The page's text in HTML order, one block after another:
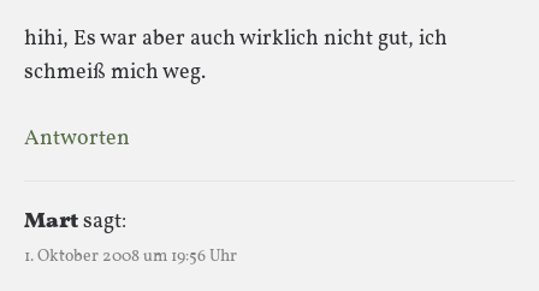
hihi, Es war aber auch wirklich nicht gut, ich
schmeiß mich weg.
Antworten
Martsagt:
1. Oktober 2008 um 19:56 Uhr